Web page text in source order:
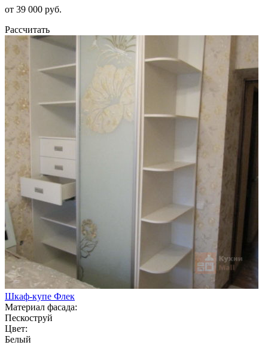
от 39 000 руб.
Рассчитать
Шкаф-купе Флек
Материал фасада:
Пескоструй
Цвет:
Белый